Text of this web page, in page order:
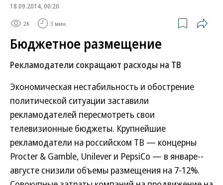
18.09.2014, 00:20
2K 3 мин.
Бюджетное размещение
Рекламодатели сокращают расходы на ТВ
Экономическая нестабильность и обострение
политической ситуации заставили
рекламодателей пересмотреть свои
телевизионные бюджеты. Крупнейшие
рекламодатели на российском ТВ — концерны
Procter & Gamble, Unilever и PepsiCo — в январе--
августе снизили объемы размещения на 7-12%.